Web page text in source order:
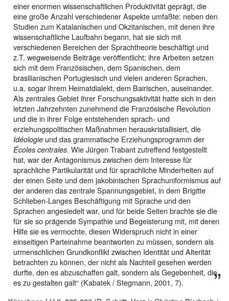
einer enormen wissenschaftlichen Produktivität geprägt, die
eine große Anzahl verschiedener Aspekte umfaßte: neben den
Studien zum Katalanischen und Okzitanischen, mit denen ihre
wissenschaftliche Laufbahn begann, hat sie sich mit
verschiedenen Bereichen der Sprachtheorie beschäftigt und
z.T. wegweisende Beiträge veröffentlicht; ihre Arbeiten setzen
sich mit dem Französischen, dem Spanischen, dem
brasilianischen Portugiesisch und vielen anderen Sprachen,
u.a. sogar ihrem Heimatdialekt, dem Bairischen, auseinander.
Als zentrales Gebiet ihrer Forschungsaktivität hatte sich in den
letzten Jahrzehnten zunehmend die Französische Revolution
und die in ihrer Folge entstehenden sprach- und
erziehungspolitischen Maßnahmen herauskristallisiert, die
Idéologie und das grammatische Erziehungsprogramm der
Écoles centrales. Wie Jürgen Trabant zutreffend festgestellt
hat, war der Antagonismus zwischen dem Interesse für
sprachliche Partikularität und für sprachliche Minderheiten auf
der einen Seite und dem jakobinischen Sprachuniformismus auf
der anderen das zentrale Spannungsgebiet, in dem Brigitte
Schlieben-Langes Beschäftigung mit Sprache und den
Sprachen angesiedelt war, und für beide Seiten brachte sie die
für sie so prägende Sympathie und Begeisterung mit, mit deren
Hilfe sie es vermochte, diesen Widerspruch nicht in einer
einseitigen Parteinahme beantworten zu müssen, sondern als
urmenschlichen Grundkonflikt zwischen Identität und Alterität
betrachten zu können, der nicht als Nachteil gesehen werden
durfte, den es abzuschaffen galt, sondern als Gegebenheit, die
es zu gestalten galt“ (Kabatek / Stegmann, 2001, 7).